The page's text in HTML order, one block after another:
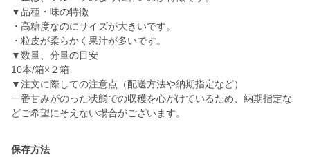
▼品種・味の特徴
・高糖度なのにサイズが大きいです。
・粒皮が柔らかく果汁が多いです。
▼数量、分量の目安
10本/箱×２箱
▼注文に際しての注意点（配送方法や納期指定など）
一番甘みがのった状態での収穫を心がけているため、納期指定な
どご希望にそえない場合がございます。
保存方法